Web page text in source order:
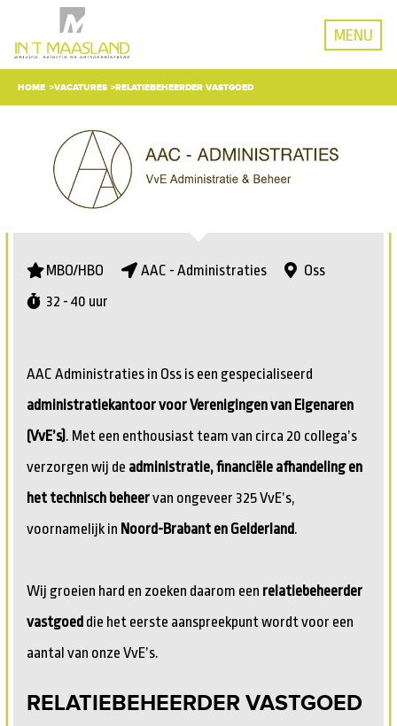
MENU
HOME VACATURES RELATIEBEHEERDER VASTGOED
MBO/HBO AAC - Administraties
Oss
32 - 40 uur
AAC Administraties in Oss is een gespecialiseerd
administratiekantoor voor Verenigingen van Eigenaren
(VvE’s). Met een enthousiast team van circa 20 collega’s
verzorgen wij de administratie, financiële afhandeling en
het technisch beheervan ongeveer 325 VvE’s,
voornamelijk in Noord-Brabant en Gelderland.
Wij groeien hard en zoeken daarom een relatiebeheerder
vastgoed die het eerste aanspreekpunt wordt voor een
aantal van onze VvE’s.
RELATIEBEHEERDER VASTGOED